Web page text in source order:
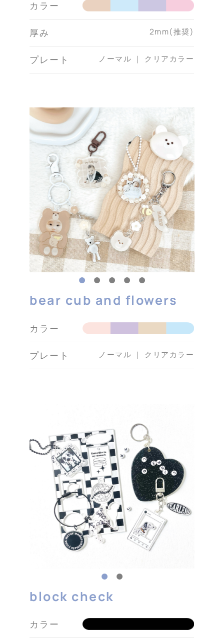
カラー
厚み 2mm(推奨)
プレート ノーマル ｜ クリアカラー
bear cub and flowers
カラー
プレート ノーマル ｜ クリアカラー
block check
カラー